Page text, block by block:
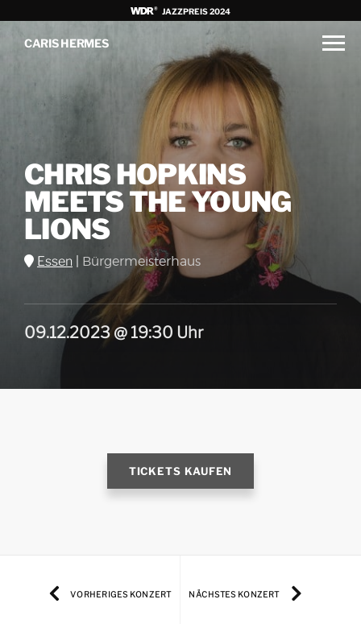
JAZZPREIS 2024
CARIS HERMES
CHRIS HOPKINS
MEETS THE YOUNG
LIONS
Essen Bürgermeisterhaus
09.12.2023 @ 19:30 Uhr
TICKETS KAUFEN
VORHERIGES KONZERT NÄCHSTES KONZERT